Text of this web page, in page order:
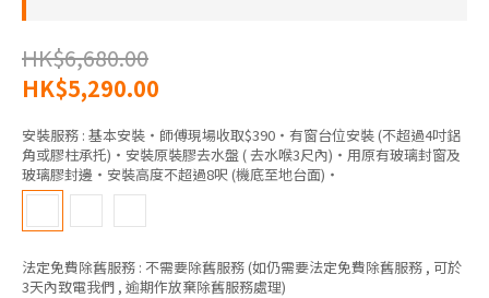
HK$6,680.00
HK$5,290.00
安裝服務 : 基本安裝‧師傅現場收取$390‧有窗台位安裝 (不超過4吋鋁
角或膠柱承托)‧安裝原裝膠去水盤 ( 去水喉3尺內)‧用原有玻璃封窗及
玻璃膠封邊‧安裝高度不超過8呎 (機底至地台面)‧
法定免費除舊服務 : 不需要除舊服務 (如仍需要法定免費除舊服務 , 可於
3天內致電我們 , 逾期作放棄除舊服務處理)